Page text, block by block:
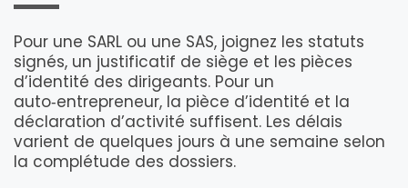
Pour une SARL ou une SAS, joignez les statuts
signés, un justificatif de siège et les pièces
d’identité des dirigeants. Pour un
auto‑entrepreneur, la pièce d’identité et la
déclaration d’activité suffisent. Les délais
varient de quelques jours à une semaine selon
la complétude des dossiers.